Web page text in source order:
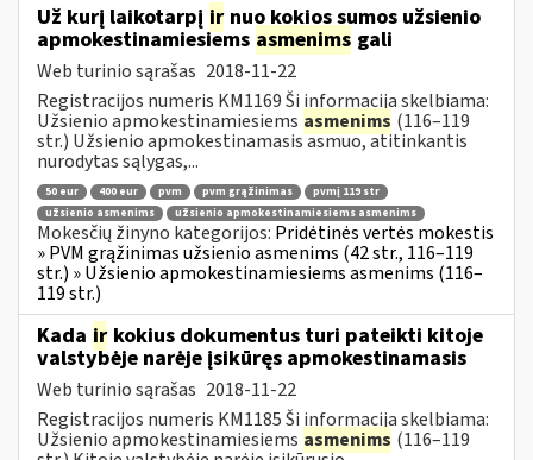
Už kurį laikotarpį ir nuo kokios sumos užsienio
apmokestinamiesiems asmenims gali
Web turinio sąrašas 2018-11-22
Registracijos numeris KM1169 Ši informacija skelbiama:
Užsienio apmokestinamiesiems asmenims (116–119
str.) Užsienio apmokestinamasis asmuo, atitinkantis
nurodytas sąlygas,...
50 eur 400 eur pvm pvm grąžinimas
pvmį 119 str
užsienio asmenims
užsienio apmokestinamiesiems asmenims
Mokesčių žinyno kategorijos: Pridėtinės vertės mokestis
» PVM grąžinimas užsienio asmenims (42 str., 116–119
str.) » Užsienio apmokestinamiesiems asmenims (116–
119 str.)
Kada ir kokius dokumentus turi pateikti kitoje
valstybėje narėje įsikūręs apmokestinamasis
Web turinio sąrašas 2018-11-22
Registracijos numeris KM1185 Ši informacija skelbiama:
Užsienio apmokestinamiesiems asmenims (116–119